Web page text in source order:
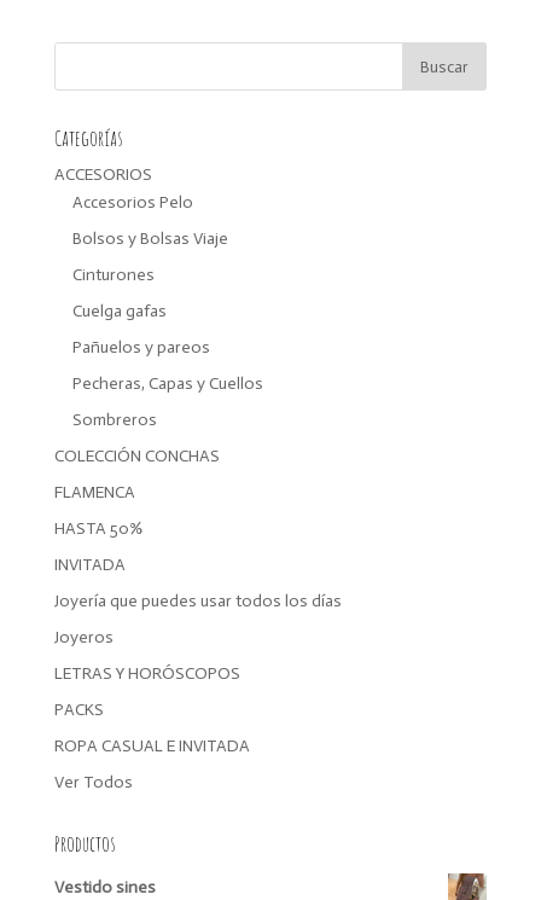
era:
es:
Categorías
ACCESORIOS
Accesorios Pelo
Bolsos y Bolsas Viaje
Cinturones
Cuelga gafas
Pañuelos y pareos
Pecheras, Capas y Cuellos
Sombreros
COLECCIÓN CONCHAS
FLAMENCA
HASTA 50%
INVITADA
Joyería que puedes usar todos los días
Joyeros
LETRAS Y HORÓSCOPOS
PACKS
ROPA CASUAL E INVITADA
Ver Todos
Productos
Vestido sines